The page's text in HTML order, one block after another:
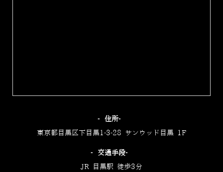
‐住所‐
東京都目黒区下目黒1-3-28 サンウッド目黒 1F
‐交通手段‐
JR 目黒駅 徒歩3分